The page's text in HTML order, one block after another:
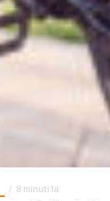
8 minuti fa